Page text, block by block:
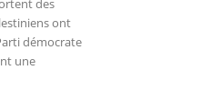
des
ont
démocrate
une